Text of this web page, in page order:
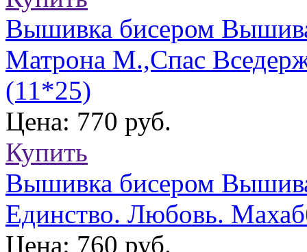
Вышивка бисером
Матрона М.,Спас
(11*25)
Цена: 770 руб.
Купить
Вышивка бисером
Единство. Любовь.
Цена: 760 руб.